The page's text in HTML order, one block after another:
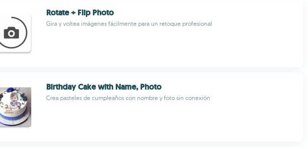
Rotate + Flip Photo
Gira y voltea imágenes fácilmente para un retoque profesional
Birthday Cake with Name, Photo
Crea pasteles de cumpleaños con nombre y foto sin conexión